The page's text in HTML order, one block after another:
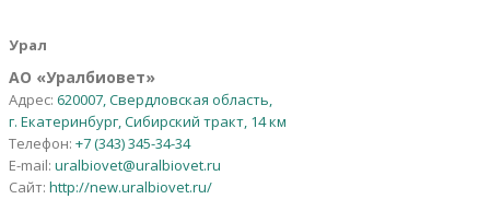
Урал
АО «Уралбиовет»
Адрес: 620007, Свердловская область,
г. Екатеринбург, Сибирский тракт, 14 км
Телефон: +7 (343) 345-34-34
E-mail: uralbiovet@uralbiovet.ru
Сайт: http://new.uralbiovet.ru/